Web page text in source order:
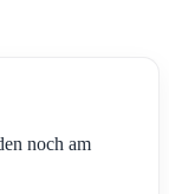
noch am